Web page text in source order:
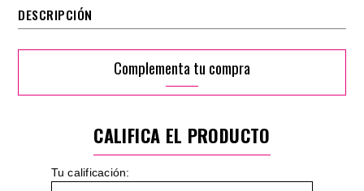
DESCRIPCIÓN
Complementa tu compra
CALIFICA EL PRODUCTO
Tu calificación: